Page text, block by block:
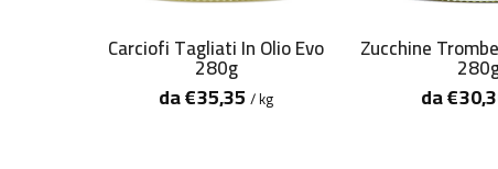
Carciofi Tagliati In Olio Evo
280g
da€35,35 / kg
Zucchine
da€